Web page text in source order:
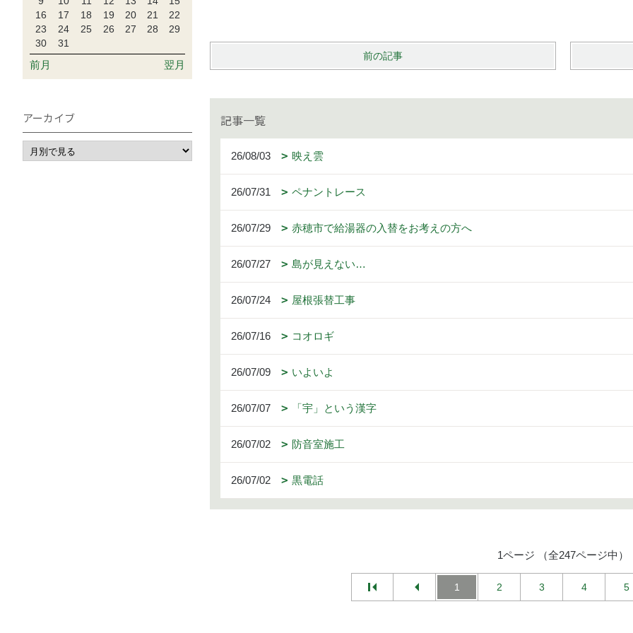
前の記事
記事一覧
26/08/03 映え雲
26/07/31 ペナントレース
26/07/29 赤穂市で給湯器の入替をお考えの方へ
26/07/27 島が見えない…
26/07/24 屋根張替工事
26/07/16 コオロギ
26/07/09 いよいよ
26/07/07 「宇」という漢字
26/07/02 防音室施工
26/07/02 黒電話
1ページ （全247ページ中）
1 2 3 4 5
16
17 18 19 20 21
22
23
24 25 26 27 28
29
30
31
前月 翌月
アーカイブ